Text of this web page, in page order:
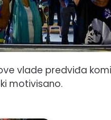
vlade predviđa
motivisano.